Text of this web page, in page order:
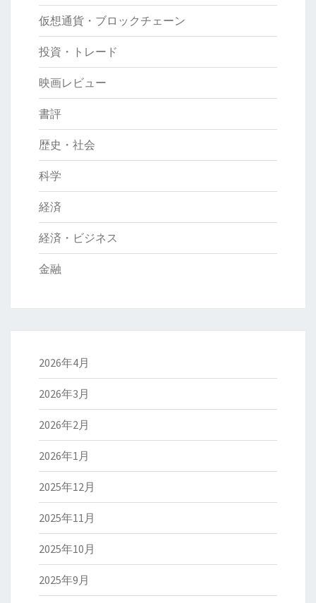
仮想通貨・ブロックチェーン
投資・トレード
映画レビュー
書評
歴史・社会
科学
経済
経済・ビジネス
金融
2026年4月
2026年3月
2026年2月
2026年1月
2025年12月
2025年11月
2025年10月
2025年9月